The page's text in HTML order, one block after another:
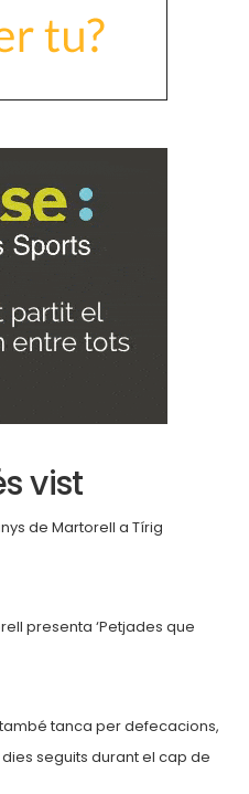
vist
de Martorell a Tírig
presenta ‘Petjades que
també tanca per defecacions,
seguits durant el cap de